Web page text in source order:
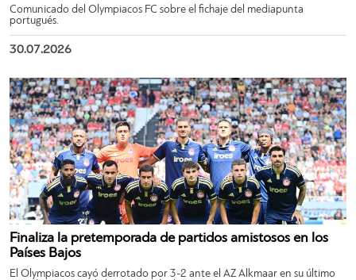
Comunicado del Olympiacos FC sobre el fichaje del mediapunta
portugués.
30.07.2026
Finaliza la pretemporada de partidos amistosos en los
Países Bajos
El Olympiacos cayó derrotado por 3-2 ante el AZ Alkmaar en su último